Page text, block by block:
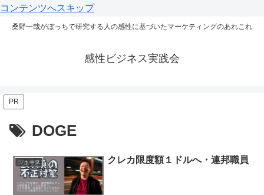
コンテンツへスキップ
桑野一哉がぼっちで研究する人の感性に基づいたマーケティングのあれこれ
感性ビジネス実践会
PR
DOGE
ニュース クレカ限度額１ドルへ・連邦職員